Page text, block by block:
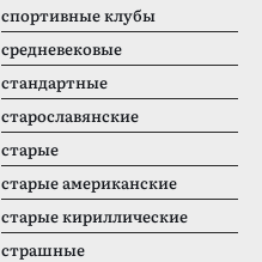
спортивные клубы
средневековые
стандартные
старославянские
старые
старые американские
старые кириллические
страшные